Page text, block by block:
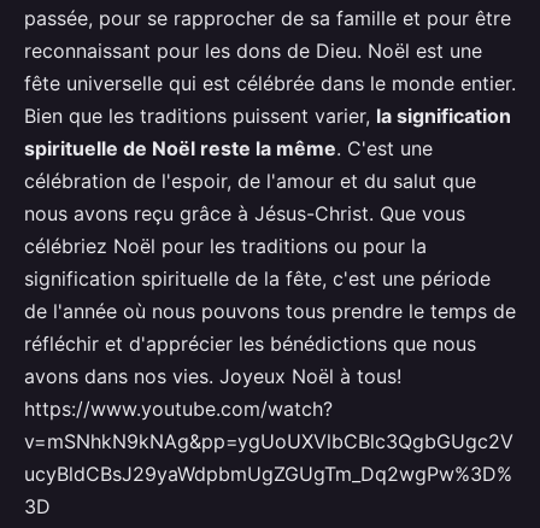
passée, pour se rapprocher de sa famille et pour être
reconnaissant pour les dons de Dieu. Noël est une
fête universelle qui est célébrée dans le monde entier.
Bien que les traditions puissent varier, la signification
spirituelle de Noël reste la même. C'est une
célébration de l'espoir, de l'amour et du salut que
nous avons reçu grâce à Jésus-Christ. Que vous
célébriez Noël pour les traditions ou pour la
signification spirituelle de la fête, c'est une période
de l'année où nous pouvons tous prendre le temps de
réfléchir et d'apprécier les bénédictions que nous
avons dans nos vies. Joyeux Noël à tous!
https://www.youtube.com/watch?
v=mSNhkN9kNAg&pp=ygUoUXVlbCBlc3QgbGUgc2V
ucyBldCBsJ29yaWdpbmUgZGUgTm_Dq2wgPw%3D%
3D